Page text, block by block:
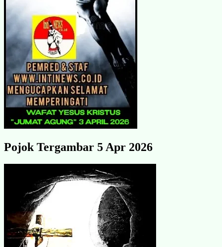
Pojok Tergambar 5 Apr 2026